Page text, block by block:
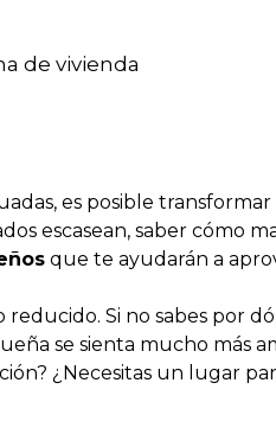
es posible
escasean, saber cómo
que te ayudarán a
Si no sabes por
se sienta mucho más
¿Necesitas un lugar